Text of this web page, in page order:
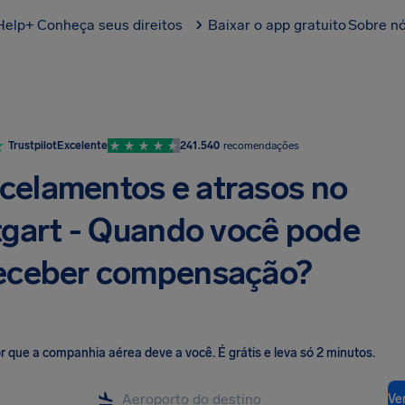
Conheça seus direitos Baixar o app gratuitoSobre
TrustpilotExcelente 241.540 recomendações
e atrasos no
- Quando você pode
compensação?
que a companhia aérea deve a você. É grátis e leva só 2 minutos.